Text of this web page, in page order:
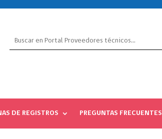
DE REGISTROS PREGUNTAS FRECUENTES